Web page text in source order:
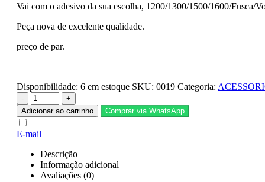
Vai com o adesivo da sua escolha, 1200/1300/1500/1600/Fusca/
Peça nova de excelente qualidade.
preço de par.
Disponibilidade: 6 em estoque SKU: 0019 Categoria:
-
+
Adicionar ao carrinho
Comprar via WhatsApp
E-mail
Descrição
Informação adicional
Avaliações (0)